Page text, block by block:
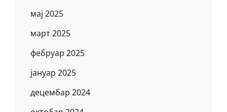
мај 2025
март 2025
фебруар 2025
јануар 2025
децембар 2024